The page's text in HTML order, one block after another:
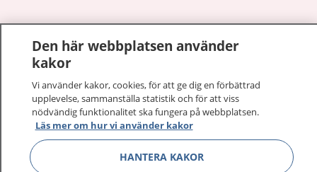
1177 på flera språk
Om 1177
Kontakt Visa
Den här webbplatsen använder
kakor
Vi använder kakor, cookies, för att ge dig en förbättrad
upplevelse, sammanställa statistik och för att viss
nödvändig funktionalitet ska fungera på webbplatsen.
Läs mer om hur vi använder kakor
HANTERA KAKOR